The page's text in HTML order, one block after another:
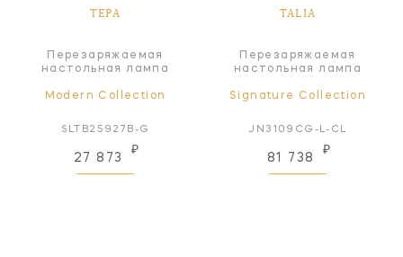
TEPA
Перезаряжаемая
настольная лампа
Modern Collection
SLTB25927B-G
27 873
₽
TALIA
Перезаряжаемая
настольная лампа
Signature Collection
JN3109CG-L-CL
81 738
₽